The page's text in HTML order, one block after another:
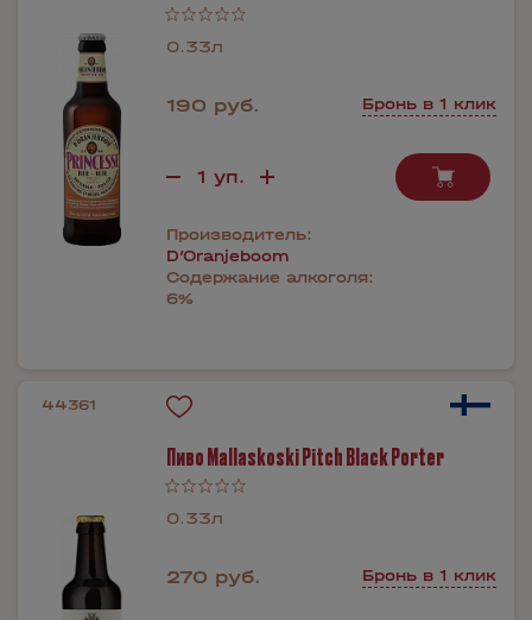
0.33л
190 руб. Бронь в 1 клик
Производитель:
D’Oranjeboom
Содержание алкоголя:
6%
44361
Пиво Mallaskoski Pitch Black Porter
0.33л
270 руб. Бронь в 1 клик